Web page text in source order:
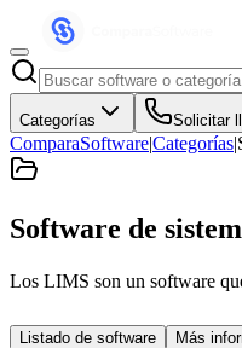
Categorías Solicitar
ComparaSoftware|Categorías|
Software de
Los LIMS son un software
Listado de software Más